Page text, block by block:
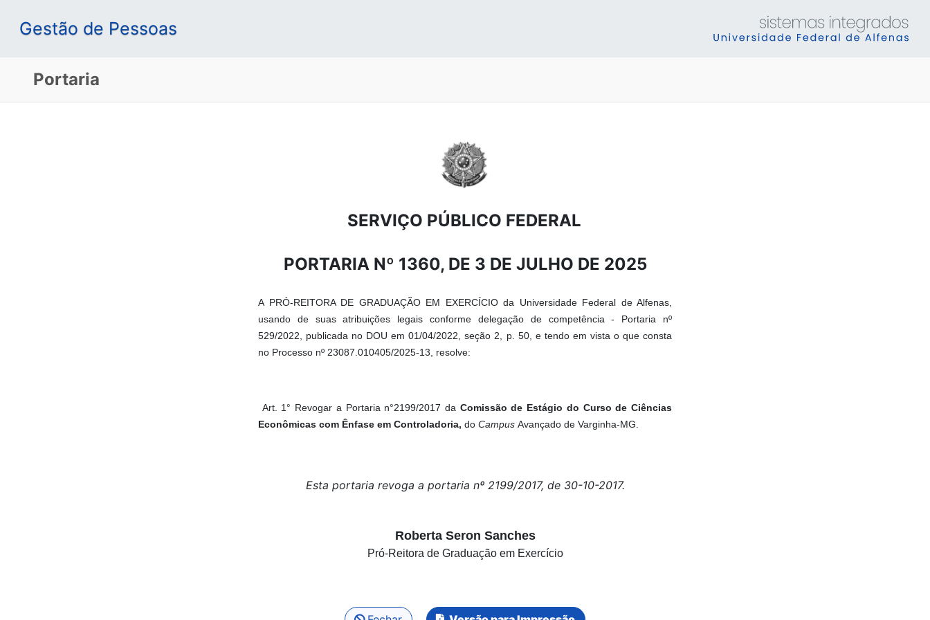
Gestão de Pessoas
Portaria
SERVIÇO PÚBLICO FEDERAL
PORTARIA Nº 1360, DE 3 DE JULHO DE 2025
A PRÓ-REITORA DE GRADUAÇÃO EM EXERCÍCIO da Universidade Federal de Alfenas,
usando de suas atribuições legais conforme delegação de competência - Portaria nº
529/2022, publicada no DOU em 01/04/2022, seção 2, p. 50, e tendo em vista o que consta
no Processo nº 23087.010405/2025-13, resolve:
Art. 1° Revogar a Portaria n°2199/2017 da Comissão de Estágio do Curso de Ciências
Econômicas com Ênfase em Controladoria, do Campus Avançado de Varginha-MG.
Esta portaria revoga a portaria nº 2199/2017, de 30-10-2017.
Roberta Seron Sanches
Pró-Reitora de Graduação em Exercício